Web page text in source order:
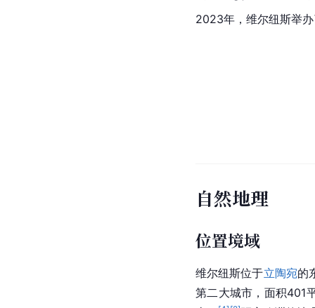
2023年，维尔纽斯举
自然地理
位置境域
维尔纽斯位于立陶宛的
第二大城市，面积401